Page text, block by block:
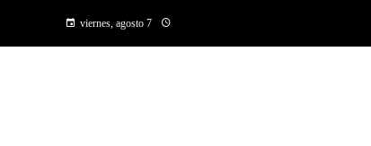
viernes, agosto 7